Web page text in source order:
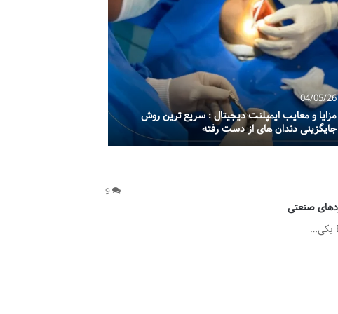
04/05/26
مزایا و معایب ایمپلنت دیجیتال : سریع ترین روش
جایگزینی دندان های از دست رفته
9